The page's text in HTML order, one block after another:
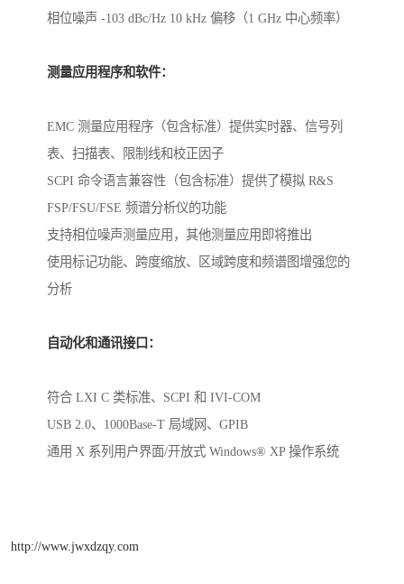
相位噪声 -103 dBc/Hz 10 kHz 偏移（1 GHz 中心频率）
测量应用程序和软件：
EMC 测量应用程序（包含标准）提供实时器、信号列
表、扫描表、限制线和校正因子
SCPI 命令语言兼容性（包含标准）提供了模拟 R&S
FSP/FSU/FSE 频谱分析仪的功能
支持相位噪声测量应用，其他测量应用即将推出
使用标记功能、跨度缩放、区域跨度和频谱图增强您的
分析
自动化和通讯接口：
符合 LXI C 类标准、SCPI 和 IVI-COM
USB 2.0、1000Base-T 局域网、GPIB
通用 X 系列用户界面/开放式 Windows® XP 操作系统
http://www.jwxdzqy.com